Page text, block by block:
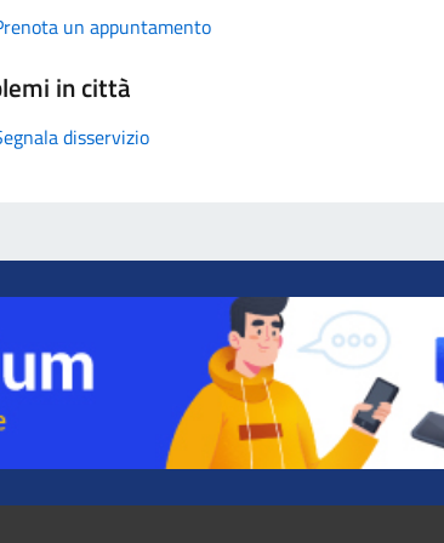
un appuntamento
in città
disservizio